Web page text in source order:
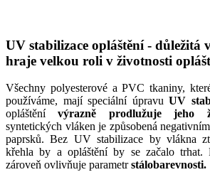
UV stabilizace opláštění - důležitá
hraje velkou roli v životnosti
Všechny polyesterové a PVC tkaniny,
používáme, mají speciální úpravuUV
opláštěnívýrazně prodlužuje jeho
syntetických vláken je způsobená
paprsků. Bez UV stabilizace by vlákna
křehla by a opláštění by se začalo trhat.
zároveň ovlivňuje parametrstálobarevnosti.